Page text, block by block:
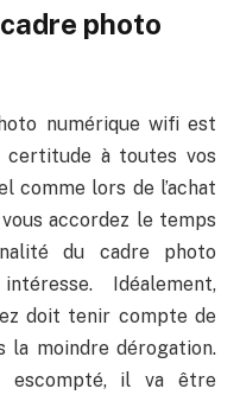
photo
numérique wifi est
certitude à toutes vos
comme lors de l’achat
accordez le temps
du cadre photo
Idéalement,
doit tenir compte de
la moindre dérogation.
escompté, il va être